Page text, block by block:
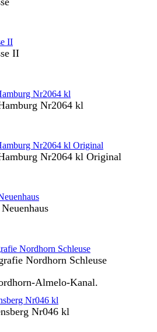
II
Nr2064 kl
Nr2064 kl Original
Nordhorn Schleuse
Almelo-Kanal.
Nr046 kl